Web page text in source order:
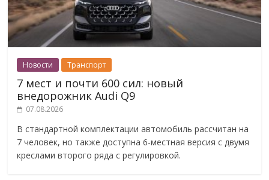
Новости Транспорт
7 мест и почти 600 сил: новый
внедорожник Audi Q9
07.08.2026
В стандартной комплектации автомобиль рассчитан на
7 человек, но также доступна 6-местная версия с двумя
креслами второго ряда с регулировкой.